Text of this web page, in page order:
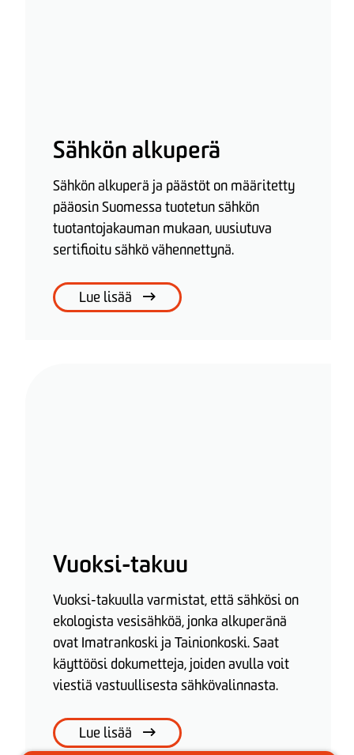
Sähkön alkuperä
Sähkön alkuperä ja päästöt on määritetty
pääosin Suomessa tuotetun sähkön
tuotantojakauman mukaan, uusiutuva
sertifioitu sähkö vähennettynä.
Lue lisää
Vuoksi-takuu
Vuoksi-takuulla varmistat, että sähkösi on
ekologista vesisähköä, jonka alkuperänä
ovat Imatrankoski ja Tainionkoski. Saat
käyttöösi dokumetteja, joiden avulla voit
viestiä vastuullisesta sähkövalinnasta.
Lue lisää